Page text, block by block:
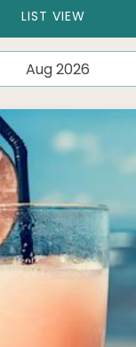
LIST VIEW